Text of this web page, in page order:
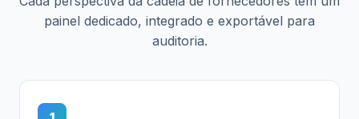
painel dedicado, integrado e exportável para
auditoria.